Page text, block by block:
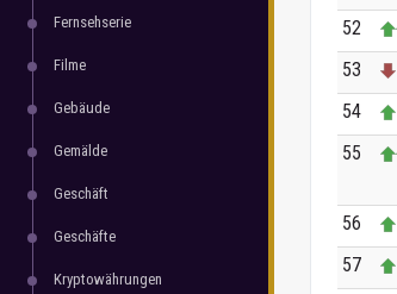
Fernsehserie
Filme
Gebäude
Gemälde
Geschäft
Geschäfte
Kryptowährungen
52
53
54
55
56
57